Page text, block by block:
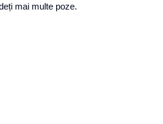
mai multe poze.